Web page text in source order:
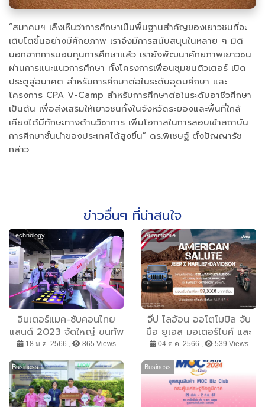
“สมาคมฯ เล็งเห็นว่าการศึกษาเป็นพื้นฐานสำคัญของเยาวชนที่จะ
เติบโตขึ้นอย่างมีศักยภาพ เราจึงมีการสนับสนุนในหลาย ๆ มิติ
นอกจากการมอบทุนการศึกษาแล้ว เรายังพัฒนาศักยภาพเยาวชน
ผ่านการแนะแนวการศึกษา ทั้งโครงการเพื่อนชุมชนติวเตอร์ เปิด
ประตูสู่อนาคต สำหรับการศึกษาต่อในระดับอุดมศึกษา และ
โครงการ CPA V-Camp สำหรับการศึกษาต่อในระดับอาชีวศึกษา
เป็นต้น เพื่อส่งเสริมให้เยาวชนทั้งในจังหวัดระยองและพื้นที่ใกล้
เคียงได้มีทักษะทางด้านวิชาการ เพิ่มโอกาสในการสอบเข้าสถาบัน
การศึกษาชั้นนำของประเทศได้สูงขึ้น” ดร.พิเชษฐ์ ตั้งปัญญารัช
กล่าว
ข่าวอื่นๆ ที่น่าสนใจ
Technology
อินเตอร์แมค-ซับคอนไทย
แลนด์ 2023 จัดใหญ่ ขนทัพ
เทคโนโลยีนวัตกรรมสุดล้ำ
ดับอุตฯไทย ก้าวทันสู่โลก
อนาคต
18 ม.ค. 2566 , 865 Views
Automobile
จี๊ป ไลอ้อน ออโตโมบิล จับ
มือ ยูเอส มอเตอร์ไบค์ และ
ALPHA X สร้าง
จี๊ป พร้อม ฮาร์ลีย์-เดวิดสัน
ข้อเสนอเร้าใจ ผ่อน 59653
บาทต่อเดือน!
04 ต.ค. 2566 , 539 Views
Business Business